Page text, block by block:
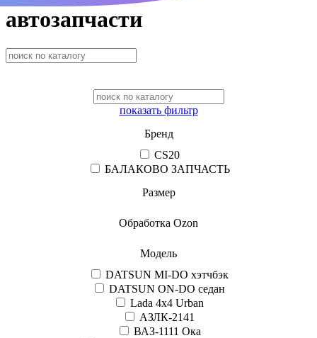
автозапчасти
показать фильтр
Бренд
CS20
БАЛАКОВО ЗАПЧАСТЬ
Размер
Обработка Ozon
Модель
DATSUN MI-DO хэтчбэк
DATSUN ON-DO седан
Lada 4x4 Urban
АЗЛК-2141
ВАЗ-1111 Ока